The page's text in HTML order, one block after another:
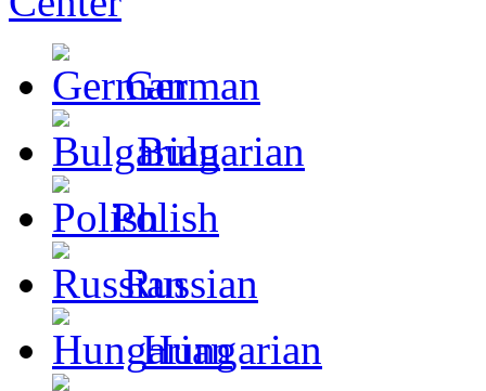
German
Bulgarian
Polish
Russian
Hungarian